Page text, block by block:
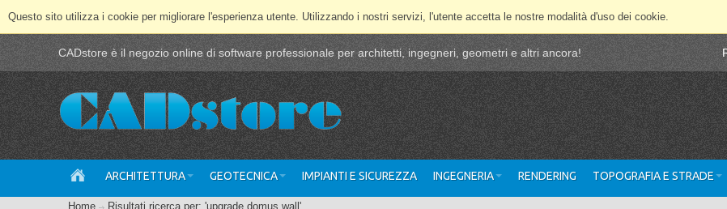
Questo sito utilizza i cookie per migliorare l'esperienza utente. Utilizzando i nostri servizi, l'utente accetta le nostre modalità d'uso dei cookie.
CADstore è il negozio online di software professionale per architetti, ingegneri, geometri e altri ancora!
ARCHITETTURA GEOTECNICA IMPIANTI E SICUREZZA INGEGNERIA RENDERING TOPOGRAFIA E STRADE
Home Risultati ricerca per: 'upgrade domus wall'